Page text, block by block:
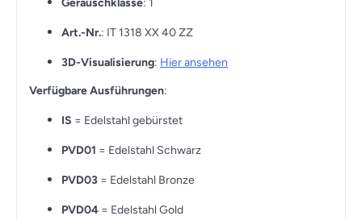
Art.-Nr.: IT 1318 XX 40 ZZ
3D-Visualisierung: Hier ansehen
Verfügbare Ausführungen:
IS = Edelstahl gebürstet
PVD01 = Edelstahl Schwarz
PVD03 = Edelstahl Bronze
PVD04 = Edelstahl Gold